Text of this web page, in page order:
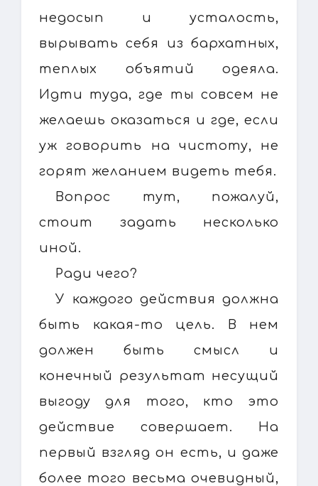
недосып и усталость,
вырывать себя из бархатных,
теплых объятий одеяла.
Идти туда, где ты совсем не
желаешь оказаться и где, если
уж говорить на чистоту, не
горят желанием видеть тебя.
Вопрос тут, пожалуй,
стоит задать несколько
иной.
Ради чего?
У каждого действия должна
быть какая-то цель. В нем
должен быть смысл и
конечный результат несущий
выгоду для того, кто это
действие совершает. На
первый взгляд он есть, и даже
более того весьма очевидный,